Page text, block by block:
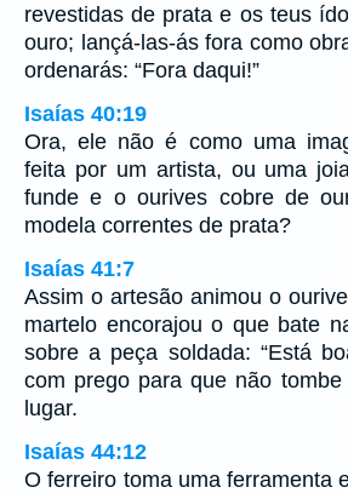
revestidas de prata e os teus
ouro; lançá-las-ás fora como
ordenarás: “Fora daqui!”
Isaías 40:19
Ora, ele não é como uma
feita por um artista, ou uma
funde e o ourives cobre de
modela correntes de prata?
Isaías 41:7
Assim o artesão animou o
martelo encorajou o que bate
sobre a peça soldada: “Está
com prego para que não
lugar.
Isaías 44:12
O ferreiro toma uma ferramenta